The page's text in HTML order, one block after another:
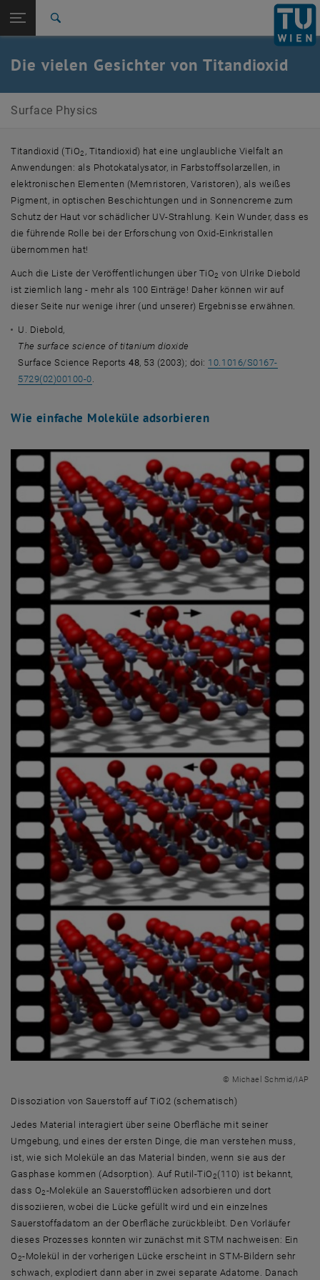
TU Login
Quicklinks
Quicklinks-Menü umschalten
Studium
Karriere
Zur 1. Menü Ebene
Surface Physics
Zurück zur letzten Ebene:
Titandioxid
Die vielen Gesichter von Titandioxid
Surface Physics
Titandioxid (TiO2 , Titandioxid) hat eine unglaubliche Vielfalt an
Anwendungen: als Photokatalysator, in Farbstoffsolarzellen, in
elektronischen Elementen (Memristoren, Varistoren), als weißes
Pigment, in optischen Beschichtungen und in Sonnencreme zum
Schutz der Haut vor schädlicher UV-Strahlung. Kein Wunder, dass es
die führende Rolle bei der Erforschung von Oxid-Einkristallen
übernommen hat!
Auch die Liste der Veröffentlichungen über TiO2 von Ulrike Diebold
ist ziemlich lang - mehr als 100 Einträge! Daher können wir auf
dieser Seite nur wenige ihrer (und unserer) Ergebnisse erwähnen.
U. Diebold,
The surface science of titanium dioxide
Surface Science Reports 48, 53 (2003); doi: 10.1016/S0167-
5729(02)00100-0.
Wie einfache Moleküle adsorbieren
© Michael Schmid/IAP
Dissoziation von Sauerstoff auf TiO2 (schematisch)
Dissoziation von Sauerstoff auf TiO2 (schematisch)
Jedes Material interagiert über seine Oberfläche mit seiner
Umgebung, und eines der ersten Dinge, die man verstehen muss,
ist, wie sich Moleküle an das Material binden, wenn sie aus der
Gasphase kommen (Adsorption). Auf Rutil-TiO2(110) ist bekannt,
dass O2-Moleküle an Sauerstofflücken adsorbieren und dort
dissoziieren, wobei die Lücke gefüllt wird und ein einzelnes
Sauerstoffadatom an der Oberfläche zurückbleibt. Den Vorläufer
dieses Prozesses konnten wir zunächst mit STM nachweisen: Ein
O2-Molekül in der vorherigen Lücke erscheint in STM-Bildern sehr
schwach, explodiert dann aber in zwei separate Adatome. Danach